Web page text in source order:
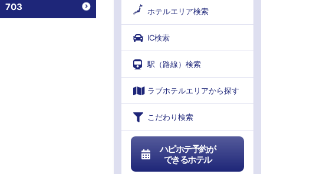
703 ホテルエリア検索
IC検索
駅（路線）検索
ラブホテルエリアから探す
こだわり検索
ハピホテ予約が
できるホテル